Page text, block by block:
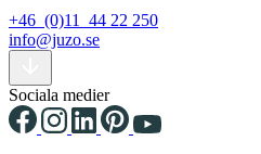
+46 (0)11 44 22 250
info@juzo.se
Sociala medier